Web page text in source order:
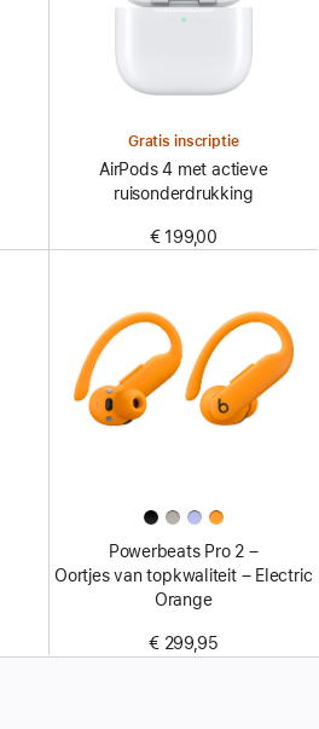
Gratis inscriptie
AirPods 4 met actieve
ruisonderdrukking
€ 199,00
Powerbeats Pro 2 –
Oortjes van topkwaliteit – Electric
Orange
€ 299,95